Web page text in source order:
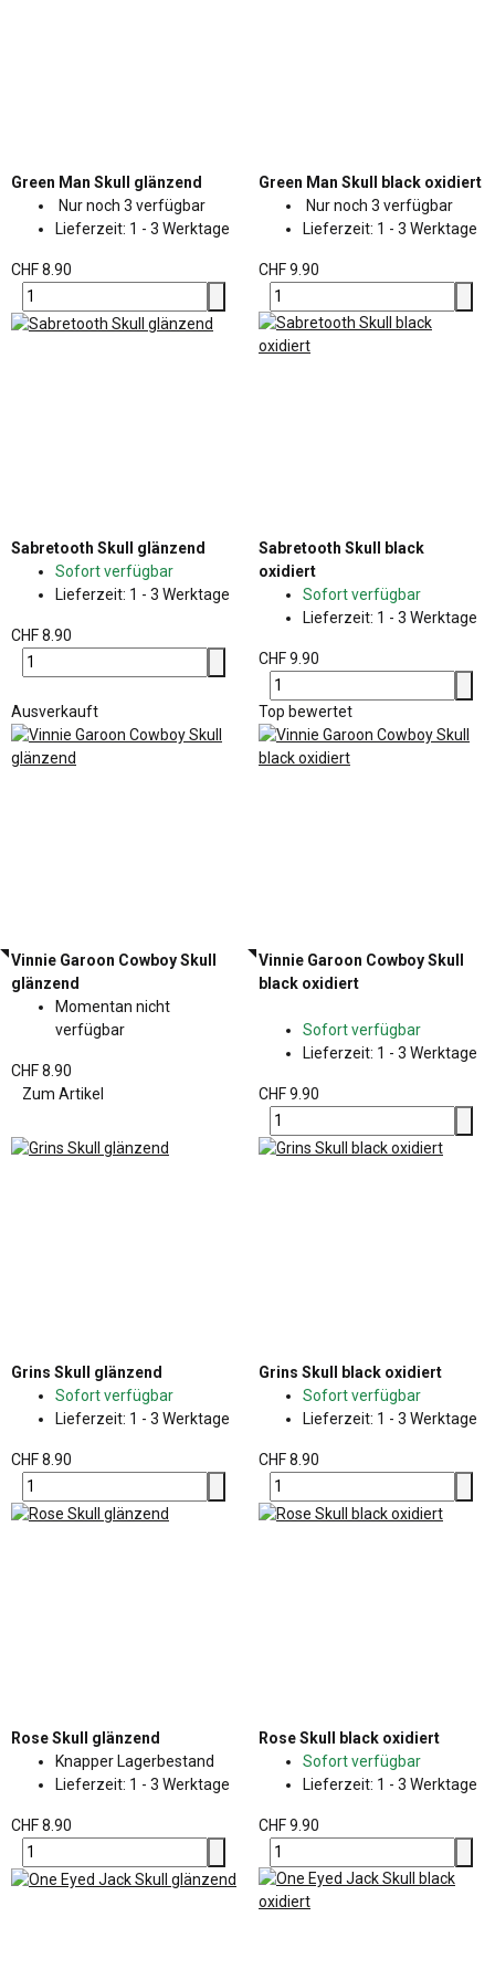
Green Man Skull glänzend
Nur noch 3 verfügbar
Lieferzeit: 1 - 3 Werktage
CHF 8.90
Green Man Skull black oxidiert
Nur noch 3 verfügbar
Lieferzeit: 1 - 3 Werktage
CHF 9.90
Sabretooth Skull glänzend
Sofort verfügbar
Lieferzeit: 1 - 3 Werktage
CHF 8.90
Sabretooth Skull black
oxidiert
Sofort verfügbar
Lieferzeit: 1 - 3 Werktage
CHF 9.90
Ausverkauft
Vinnie Garoon Cowboy Skull
glänzend
Momentan nicht
verfügbar
CHF 8.90
Zum Artikel
Top bewertet
Vinnie Garoon Cowboy Skull
black oxidiert
Sofort verfügbar
Lieferzeit: 1 - 3 Werktage
CHF 9.90
Grins Skull glänzend
Sofort verfügbar
Lieferzeit: 1 - 3 Werktage
CHF 8.90
Grins Skull black oxidiert
Sofort verfügbar
Lieferzeit: 1 - 3 Werktage
CHF 8.90
Rose Skull glänzend
Knapper Lagerbestand
Lieferzeit: 1 - 3 Werktage
CHF 8.90
Rose Skull black oxidiert
Sofort verfügbar
Lieferzeit: 1 - 3 Werktage
CHF 9.90